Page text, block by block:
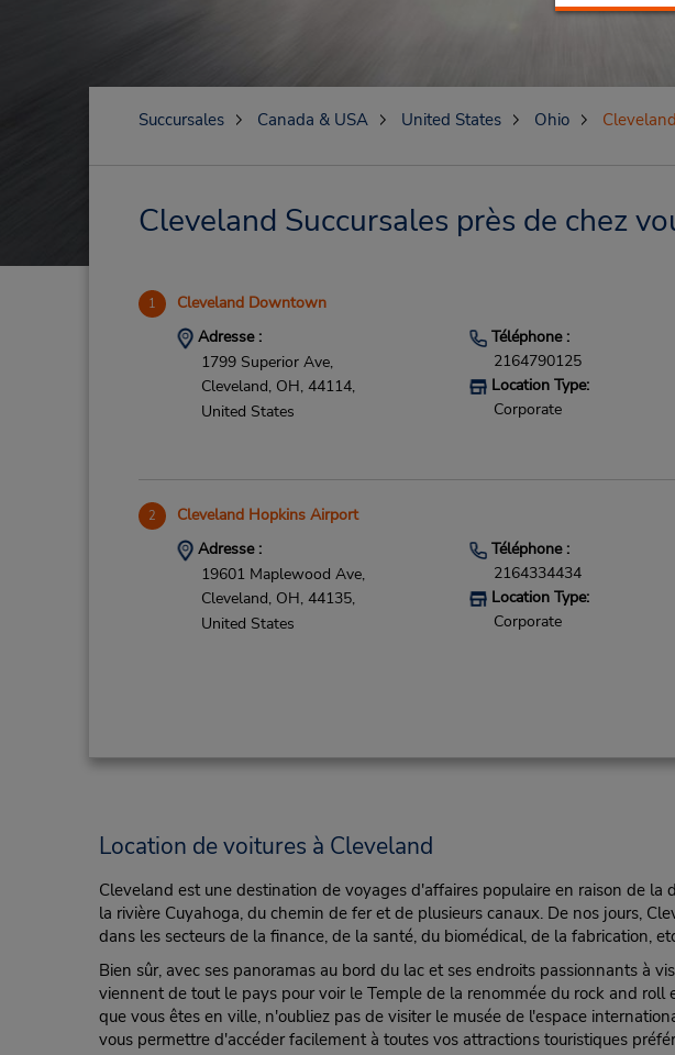
Succursales Canada & USA United States Ohio Cleveland
Cleveland Succursales près de chez
1 Cleveland Downtown
Adresse :
1799 Superior Ave,
Cleveland, OH, 44114,
United States
Téléphone :
2164790125
Location Type:
Corporate
2 Cleveland Hopkins Airport
Adresse :
19601 Maplewood Ave,
Cleveland, OH, 44135,
United States
Téléphone :
2164334434
Location Type:
Corporate
Location de voitures à Cleveland
Cleveland est une destination de voyages d'affaires populaire en raison de
la rivière Cuyahoga, du chemin de fer et de plusieurs canaux. De nos jours,
dans les secteurs de la finance, de la santé, du biomédical, de la fabrication,
Bien sûr, avec ses panoramas au bord du lac et ses endroits passionnants à
viennent de tout le pays pour voir le Temple de la renommée du rock and
que vous êtes en ville, n'oubliez pas de visiter le musée de l'espace
vous permettre d'accéder facilement à toutes vos attractions touristiques